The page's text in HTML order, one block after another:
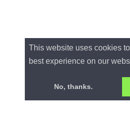
This website uses cookies
best experience on our
No, thanks.